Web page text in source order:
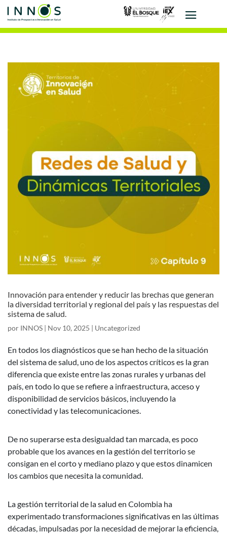
Innovación para entender y reducir las brechas que generan
la diversidad territorial y regional del país y las respuestas del
sistema de salud.
por INNOS | Nov 10, 2025 | Uncategorized
En todos los diagnósticos que se han hecho de la situación
del sistema de salud, uno de los aspectos críticos es la gran
diferencia que existe entre las zonas rurales y urbanas del
país, en todo lo que se refiere a infraestructura, acceso y
disponibilidad de servicios básicos, incluyendo la
conectividad y las telecomunicaciones.
De no superarse esta desigualdad tan marcada, es poco
probable que los avances en la gestión del territorio se
consigan en el corto y mediano plazo y que estos dinamicen
los cambios que necesita la comunidad.
La gestión territorial de la salud en Colombia ha
experimentado transformaciones significativas en las últimas
décadas, impulsadas por la necesidad de mejorar la eficiencia,